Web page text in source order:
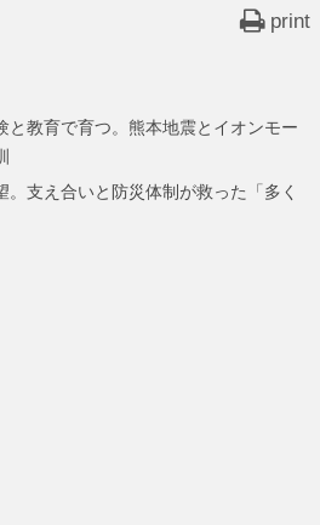
print
と教育で育つ。熊本地震とイオンモー
。支え合いと防災体制が救った「多く